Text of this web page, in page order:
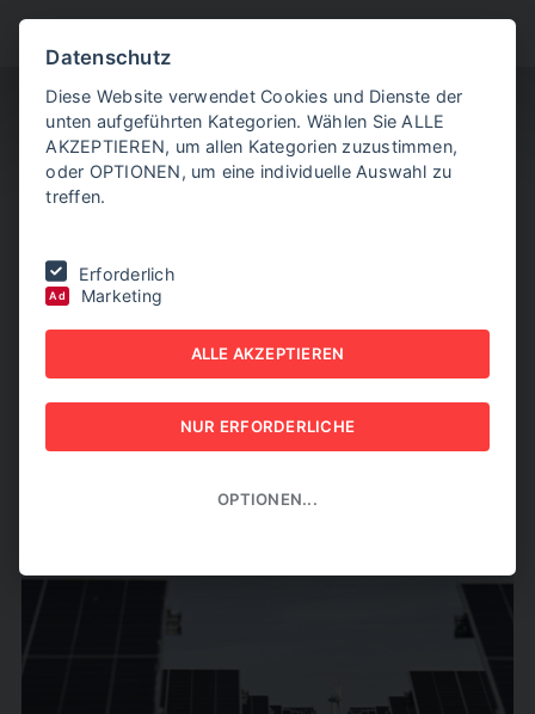
Gruppe mit knapp 47 Mio. Passiva insolvent
SUN CONTRACTING
GRUPPE MIT KNAPP 47
MIO. PASSIVA INSOLVENT
Datenschutz
Diese Website verwendet Cookies und Dienste der
unten aufgeführten Kategorien. Wählen Sie ALLE
AKZEPTIEREN, um allen Kategorien zuzustimmen,
oder OPTIONEN, um eine individuelle Auswahl zu
treffen.
Erforderlich
Ad Marketing
ALLE AKZEPTIEREN
NUR ERFORDERLICHE
OPTIONEN...